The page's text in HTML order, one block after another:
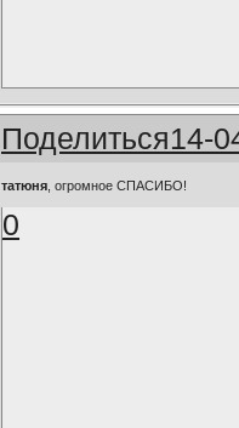
Поделиться14-
татюня , огромное СПАСИБО!
0